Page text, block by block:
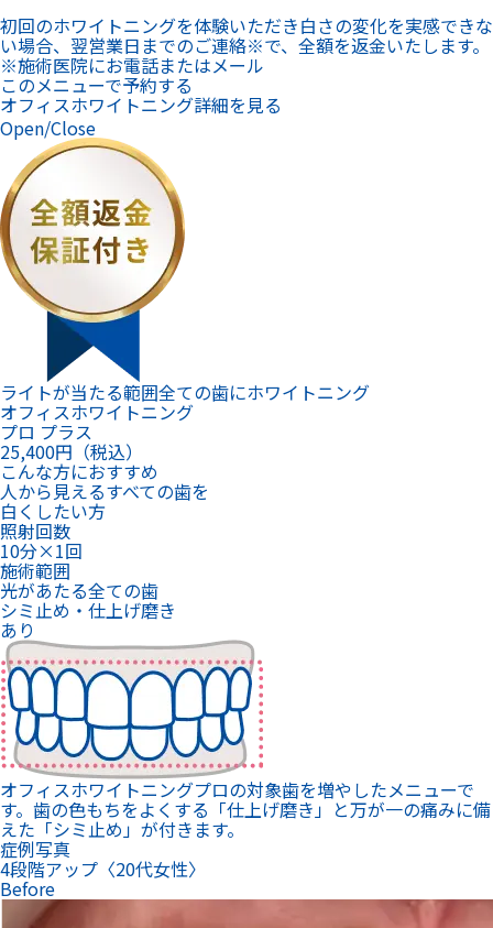
初回のホワイトニングを体験いただき白さの変化を実感できな
い場合、翌営業日までのご連絡※で、全額を返金いたします。
※施術医院にお電話またはメール
このメニューで予約する
オフィスホワイトニング詳細を見る
Open/Close
ライトが当たる範囲全ての歯にホワイトニング
オフィスホワイトニング
プロ プラス
25,400円（税込）
こんな方におすすめ
人から見えるすべての歯を
白くしたい方
照射回数
10分×1回
施術範囲
光があたる全ての歯
シミ止め・仕上げ磨き
あり
オフィスホワイトニングプロの対象歯を増やしたメニューで
す。歯の色もちをよくする「仕上げ磨き」と万が一の痛みに備
えた「シミ止め」が付きます。
症例写真
4段階アップ〈20代女性〉
Before